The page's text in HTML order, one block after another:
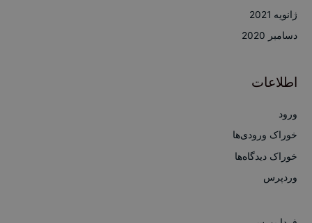
ژانویه 2021
دسامبر 2020
اطلاعات
ورود
خوراک ورودی‌ها
خوراک دیدگاه‌ها
وردپرس